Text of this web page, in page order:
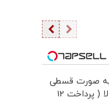
به صورت قسطی
از دیجی‌کالا ( پرداخت 12